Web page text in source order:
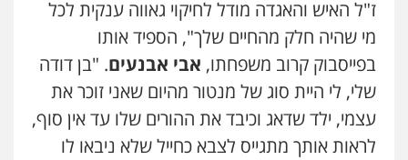
ז"ל האיש והאגדה מודל לחיקוי גאווה ענקית לכל
מי שהיה חלק מהחיים שלך", הספיד אותו
בפייסבוק קרוב משפחתו, אבי אבנעים. "בן דודה
שלי, לי היית סוג של מנטור מהיום שאני זוכר את
עצמי, ילד שדאג וכיבד את ההורים שלו עד אין סוף,
לראות אותך מתגייס לצבא כחייל שלא ניבאו לו